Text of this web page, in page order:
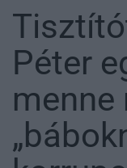
Péter
menne